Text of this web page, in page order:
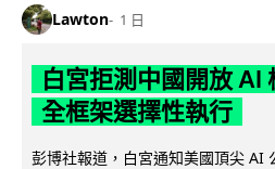
Lawton 1 日
白宮拒測中國開放 AI
全框架選擇性執行
彭博社報道，白宮通知美國頂尖 AI